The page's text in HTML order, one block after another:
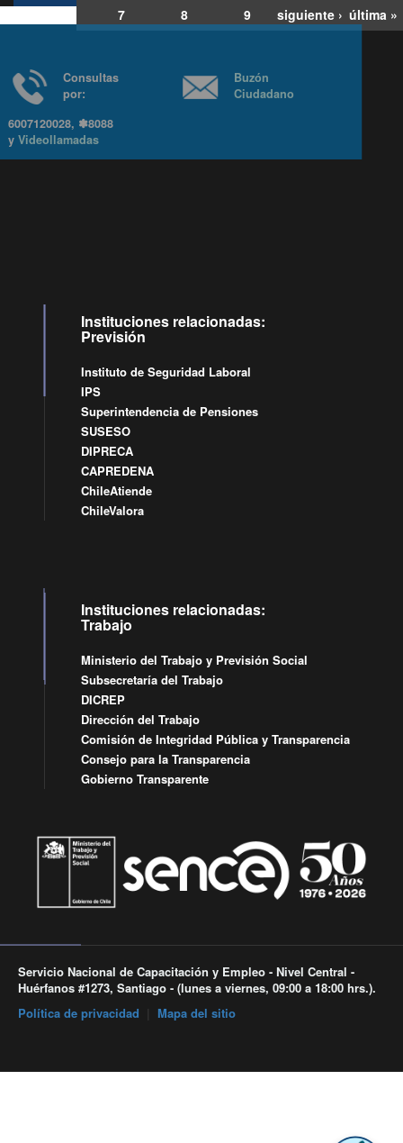
7
8 9 siguiente › última »
Consultas
6007120028, ✽8088
yVideollamadas
Ciudadano
Instituciones relacionadas:
Previsión
Instituto de Seguridad Laboral
IPS
Superintendencia de Pensiones
SUSESO
DIPRECA
CAPREDENA
ChileAtiende
ChileValora
Instituciones relacionadas:
Trabajo
Ministerio del Trabajo y Previsión Social
Subsecretaría del Trabajo
DICREP
Dirección del Trabajo
Comisión de Integridad Pública y Transparencia
Consejo para la Transparencia
Gobierno Transparente
Servicio Nacional de Capacitación y Empleo - Nivel Central -
Huérfanos #1273, Santiago - (lunes a viernes, 09:00 a 18:00 hrs.).
Política de privacidad
Mapa del sitio